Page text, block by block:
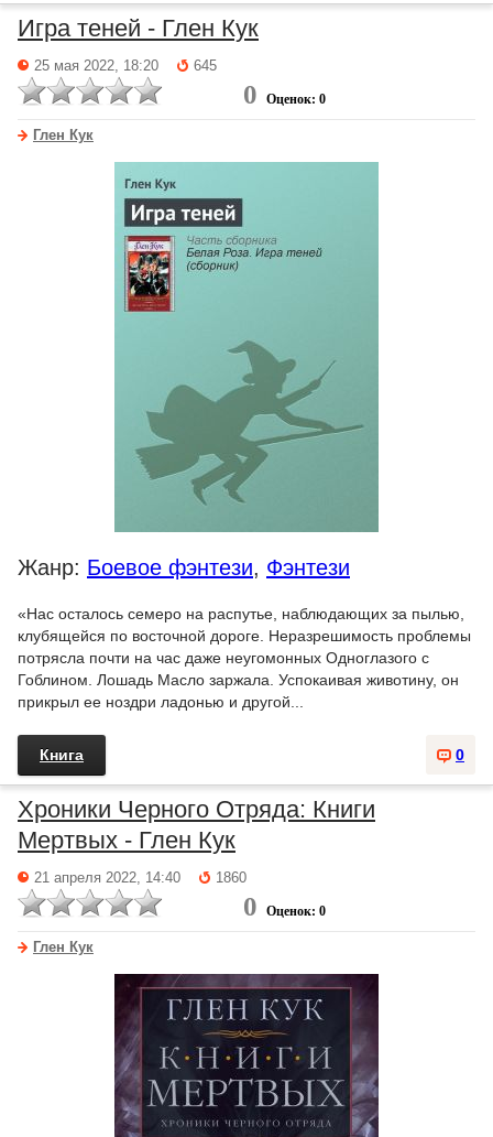
Игра теней - Глен Кук
25 мая 2022, 18:20 645
0 Оценок: 0
Глен Кук
Жанр: Боевое фэнтези, Фэнтези
«Нас осталось семеро на распутье, наблюдающих за пылью,
клубящейся по восточной дороге. Неразрешимость проблемы
потрясла почти на час даже неугомонных Одноглазого с
Гоблином. Лошадь Масло заржала. Успокаивая животину, он
прикрыл ее ноздри ладонью и другой...
0
Книга
Хроники Черного Отряда: Книги
Мертвых - Глен Кук
21 апреля 2022, 14:40 1860
0 Оценок: 0
Глен Кук